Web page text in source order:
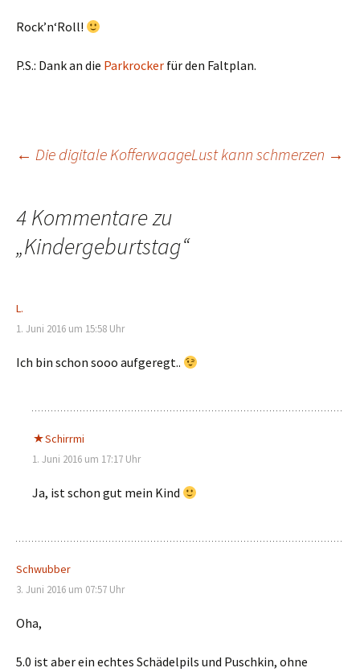
Rock’n‘Roll!
P.S.: Dank an die Parkrocker für den Faltplan.
Beitragsnavigation
← Die digitale KofferwaageLust kann schmerzen →
4 Kommentare zu
„Kindergeburtstag“
L.
1. Juni 2016 um 15:58 Uhr
Ich bin schon sooo aufgeregt..
Schirrmi
1. Juni 2016 um 17:17 Uhr
Ja, ist schon gut mein Kind
Schwubber
3. Juni 2016 um 07:57 Uhr
Oha,
5.0 ist aber ein echtes Schädelpils und Puschkin, ohne